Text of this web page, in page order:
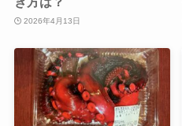
2026年4月13日